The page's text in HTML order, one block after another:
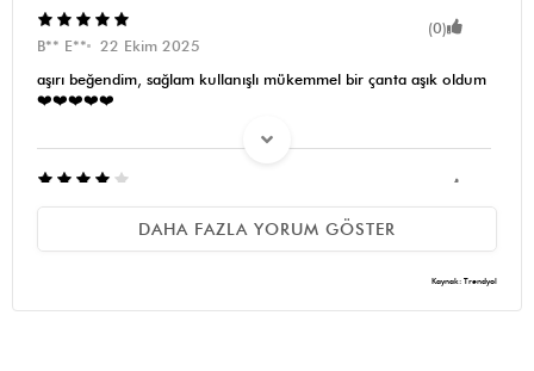
(0)
B** E**
22 Ekim 2025
aşırı beğendim, sağlam kullanışlı mükemmel bir çanta aşık oldum
❤️❤️❤️❤️❤️
E** K**
21 Ekim 2025
ürün çok güzel ama içinde küçük bir fermuarlı bölme yok
DAHA FAZLA YORUM GÖSTER
Kaynak: Trendyol